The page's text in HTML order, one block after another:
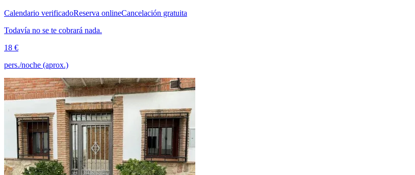
Calendario verificadoReserva onlineCancelación gratuita
Todavía no se te cobrará nada.
18 €
pers./noche (aprox.)